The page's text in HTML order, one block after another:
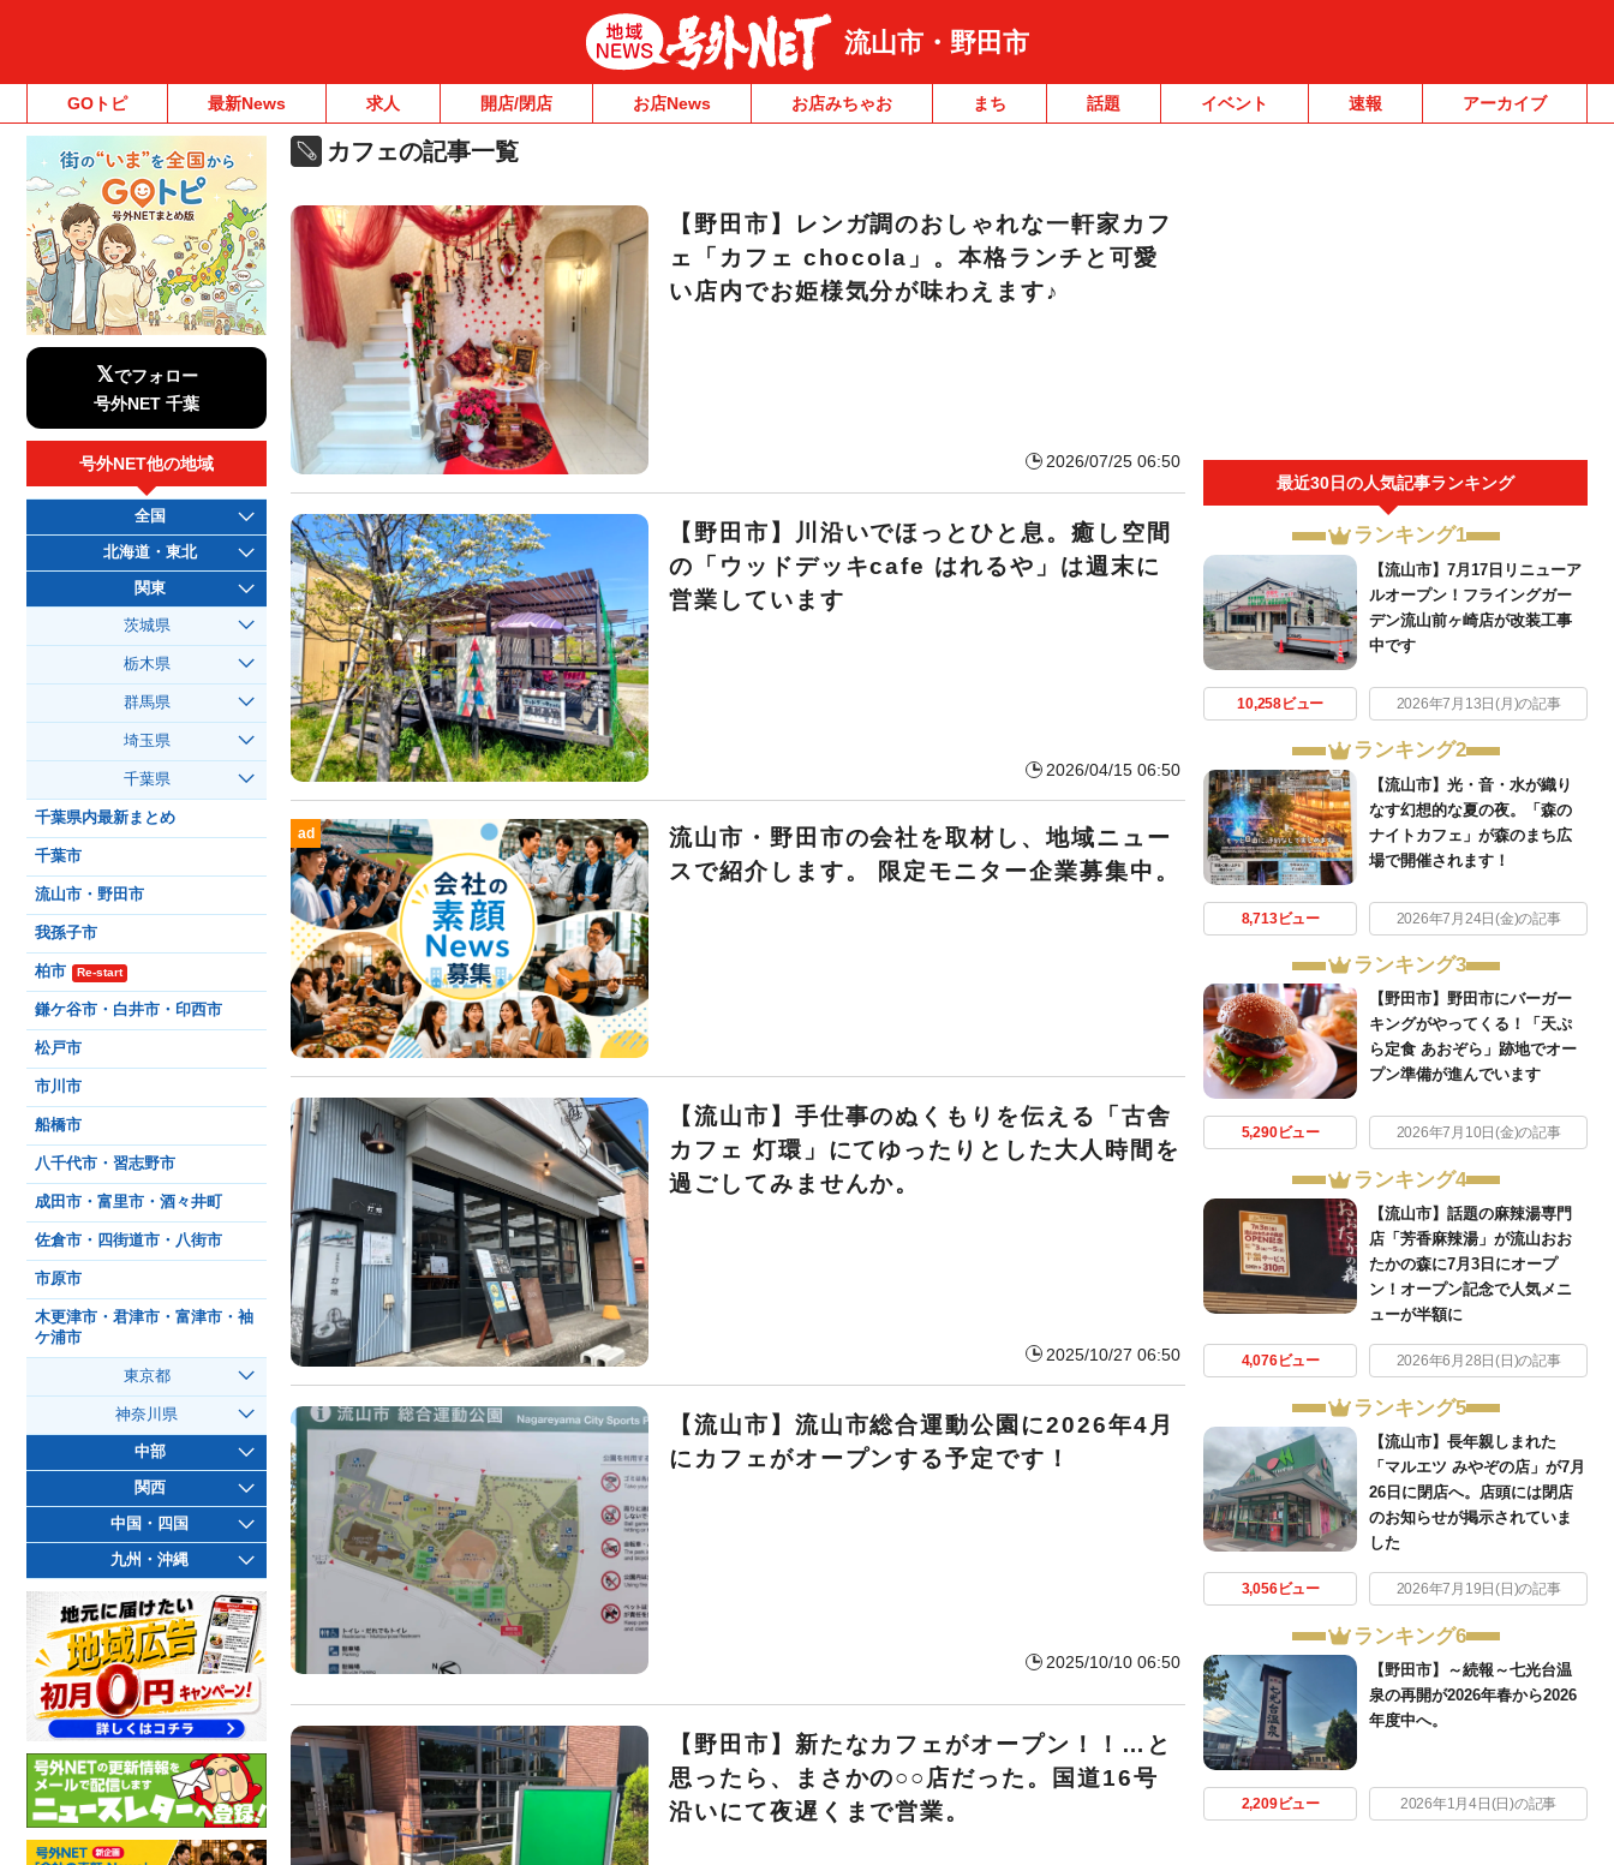
流山市・野田市
GOトピ 最新News 求人 開店/閉店 お店News お店みちゃお まち 話題 イベント 速報 アーカイブ
カフェの記事一覧
【野田市】レンガ調のおしゃれな一軒家カフ
ェ「カフェ chocola」。本格ランチと可愛
い店内でお姫様気分が味わえます♪
2026/07/25 06:50
【野田市】川沿いでほっとひと息。癒し空間
の「ウッドデッキcafe はれるや」は週末に
営業しています
2026/04/15 06:50
ad
流山市・野田市の会社を取材し、地域ニュー
スで紹介します。 限定モニター企業募集中。
【流山市】手仕事のぬくもりを伝える「古舎
カフェ 灯環」にてゆったりとした大人時間を
過ごしてみませんか。
2025/10/27 06:50
【流山市】流山市総合運動公園に2026年4月
にカフェがオープンする予定です！
2025/10/10 06:50
【野田市】新たなカフェがオープン！！…と
思ったら、まさかの○○店だった。国道16号
沿いにて夜遅くまで営業。
最近30日の人気記事ランキング
ランキング1
【流山市】7月17日リニューア
ルオープン！フライングガー
デン流山前ヶ崎店が改装工事
中です
10,258ビュー 2026年7月13日(月)の記事
ランキング2
【流山市】光・音・水が織り
なす幻想的な夏の夜。「森の
ナイトカフェ」が森のまち広
場で開催されます！
8,713ビュー 2026年7月24日(金)の記事
ランキング3
【野田市】野田市にバーガー
キングがやってくる！「天ぷ
ら定食 あおぞら」跡地でオー
プン準備が進んでいます
5,290ビュー 2026年7月10日(金)の記事
ランキング4
【流山市】話題の麻辣湯専門
店「芳香麻辣湯」が流山おお
たかの森に7月3日にオープ
ン！オープン記念で人気メニ
ューが半額に
4,076ビュー 2026年6月28日(日)の記事
ランキング5
【流山市】長年親しまれた
「マルエツ みやぞの店」が7月
26日に閉店へ。店頭には閉店
のお知らせが掲示されていま
した
3,056ビュー 2026年7月19日(日)の記事
ランキング6
【野田市】～続報～七光台温
泉の再開が2026年春から2026
年度中へ。
2,209ビュー 2026年1月4日(日)の記事
𝕏でフォロー
号外NET 千葉
号外NET他の地域
全国
北海道・東北
関東
茨城県
栃木県
群馬県
埼玉県
千葉県
千葉県内最新まとめ
千葉市
流山市・野田市
我孫子市
柏市 Re-start
鎌ケ谷市・白井市・印西市
松戸市
市川市
船橋市
八千代市・習志野市
成田市・富里市・酒々井町
佐倉市・四街道市・八街市
市原市
木更津市・君津市・富津市・袖
ケ浦市
東京都
神奈川県
中部
関西
中国・四国
九州・沖縄